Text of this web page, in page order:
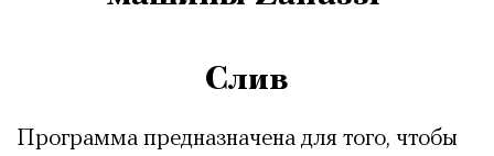
Слив
Программа предназначена для того, чтобы